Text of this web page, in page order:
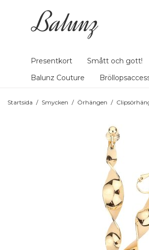
Presentkort Smått och gott!
Balunz Couture
Startsida / Smycken / Örhängen /